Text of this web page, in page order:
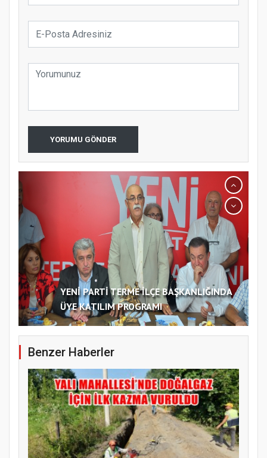
YORUMU GÖNDER
YENİ PARTİ TERME İLÇE BAŞKANLIĞINDA
ÜYE KATILIM PROGRAMI
Benzer Haberler